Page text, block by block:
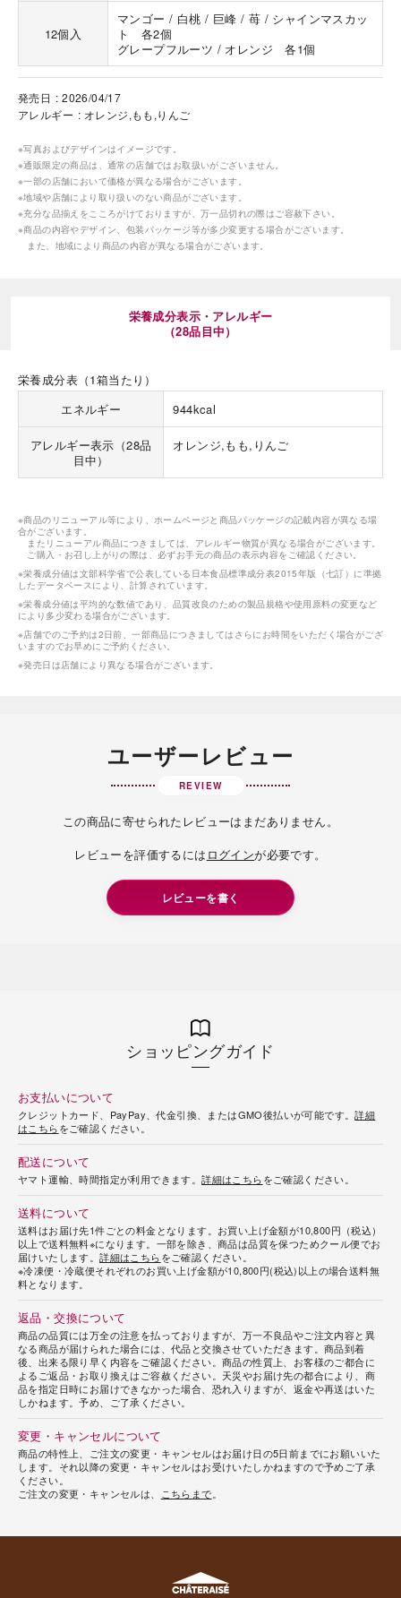
12個入
マンゴー / 白桃 / 巨峰 / 苺 / シャインマスカッ
ト 各2個
グレープフルーツ / オレンジ 各1個
発売日
2026/04/17
アレルギー
オレンジ,もも,りんご
※写真およびデザインはイメージです。
※通販限定の商品は、通常の店舗ではお取扱いがございません。
※一部の店舗において価格が異なる場合がございます。
※地域や店舗により取り扱いのない商品がございます。
※充分な品揃えをこころがけておりますが、万一品切れの際はご容赦下さい。
※商品の内容やデザイン、包装パッケージ等が多少変更する場合がございます。
また、地域により商品の内容が異なる場合がございます。
栄養成分表示・アレルギー
（28品目中）
栄養成分表（1箱当たり）
エネルギー
944kcal
アレルギー表示（28品
目中）
オレンジ,もも,りんご
※商品のリニューアル等により、ホームページと商品パッケージの記載内容が異なる場
合がございます。
またリニューアル商品につきましては、アレルギー物質が異なる場合がございます。
ご購入・お召し上がりの際は、必ずお手元の商品の表示内容をご確認ください。
※栄養成分値は文部科学省で公表している日本食品標準成分表2015年版（七訂）に準拠
したデータベースにより、計算されています。
※栄養成分値は平均的な数値であり、品質改良のための製品規格や使用原料の変更など
により多少変わる場合がございます。
※店舗でのご予約は2日前、一部商品につきましてはさらにお時間をいただく場合がござ
いますのでお早めにご予約ください。
※発売日は店舗により異なる場合がございます。
ユーザーレビュー
REVIEW
この商品に寄せられたレビューはまだありません。
レビューを評価するには ログインが必要です。
レビューを書く
ショッピングガイド
お支払いについて
クレジットカード、PayPay、代金引換、またはGMO後払いが可能です。詳細
はこちらをご確認ください。
配送について
ヤマト運輸、時間指定が利用できます。詳細はこちらをご確認ください。
送料について
送料はお届け先1件ごとの料金となります。お買い上げ金額が10,800円（税込）
以上で送料無料※になります。一部を除き、商品は品質を保つためクール便でお
届けいたします。詳細はこちらをご確認ください。
※冷凍便・冷蔵便それぞれのお買い上げ金額が10,800円(税込)以上の場合送料無
料となります。
返品・交換について
商品の品質には万全の注意を払っておりますが、万一不良品やご注文内容と異
なる商品が届けられた場合には、代品と交換させていただきます。商品到着
後、出来る限り早く内容をご確認ください。商品の性質上、お客様のご都合に
よるご返品・お取り換えはご容赦ください。天災やお届け先の都合により、商
品を指定日時にお届けできなかった場合、恐れ入りますが、返金や再送はいた
しかねます。予め、ご了承ください。
変更・キャンセルについて
商品の特性上、ご注文の変更・キャンセルはお届け日の5日前までにお願いいた
します。それ以降の変更・キャンセルはお受けいたしかねますので予めご了承
ください。
ご注文の変更・キャンセルは、
こちらまで
やつ時」という意味を込
。雄大な八ヶ岳山麓の自
Indonesia
Malaysia
UAE
Thailand
Vietnam